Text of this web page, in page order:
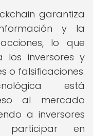
garantiza
y la
lo que
los inversores y
o falsificaciones.
está
al mercado
a inversores
en